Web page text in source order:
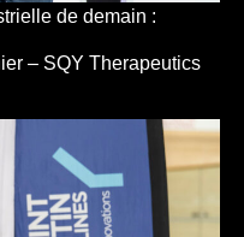
de demain :
– SQY Therapeutics